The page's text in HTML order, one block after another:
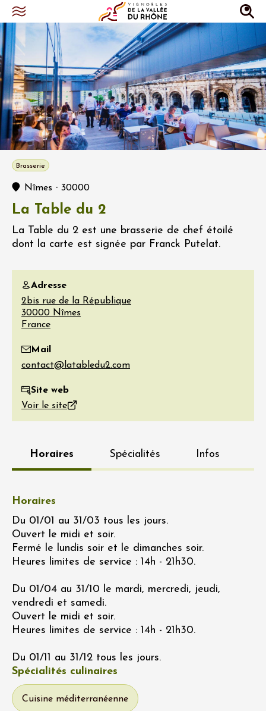
Brasserie
Nîmes - 30000
La Table du 2
La Table du 2 est une brasserie de chef étoilé
dont la carte est signée par Franck Putelat.
Adresse
2bis rue de la République
30000 Nîmes
France
Mail
Site web
Voir le site
Horaires Spécialités Infos
Horaires
Du 01/01 au 31/03 tous les jours.
Ouvert le midi et soir.
Fermé le lundis soir et le dimanches soir.
Heures limites de service : 14h - 21h30.
Du 01/04 au 31/10 le mardi, mercredi, jeudi,
vendredi et samedi.
Ouvert le midi et soir.
Heures limites de service : 14h - 21h30.
Du 01/11 au 31/12 tous les jours.
Spécialités culinaires
Cuisine méditerranéenne